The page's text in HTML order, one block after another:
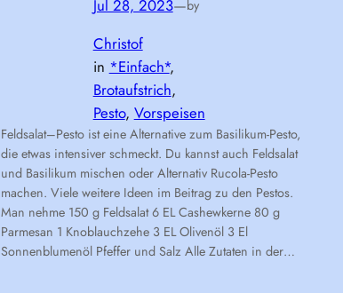
Jul 28, 2023—by
Christof
in *Einfach*
Brotaufstrich
Pesto, Vorspeisen
Feldsalat–Pesto ist eine Alternative zum Basilikum-Pesto,
die etwas intensiver schmeckt. Du kannst auch Feldsalat
und Basilikum mischen oder Alternativ Rucola-Pesto
machen. Viele weitere Ideen im Beitrag zu den Pestos.
Man nehme 150 g Feldsalat 6 EL Cashewkerne 80 g
Parmesan 1 Knoblauchzehe 3 EL Olivenöl 3 El
Sonnenblumenöl Pfeffer und Salz Alle Zutaten in der…